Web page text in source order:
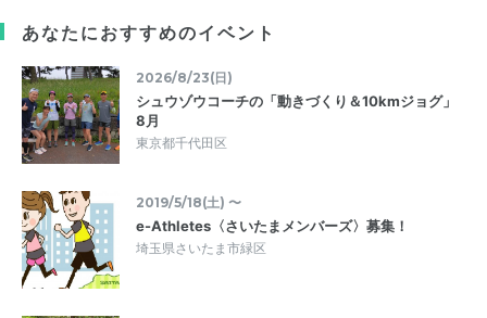
あなたにおすすめのイベント
2026/8/23(日)
シュウゾウコーチの「動きづくり＆10kmジョグ」
8月
東京都千代田区
2019/5/18(土) 〜
e-Athletes〈さいたまメンバーズ〉募集！
埼玉県さいたま市緑区